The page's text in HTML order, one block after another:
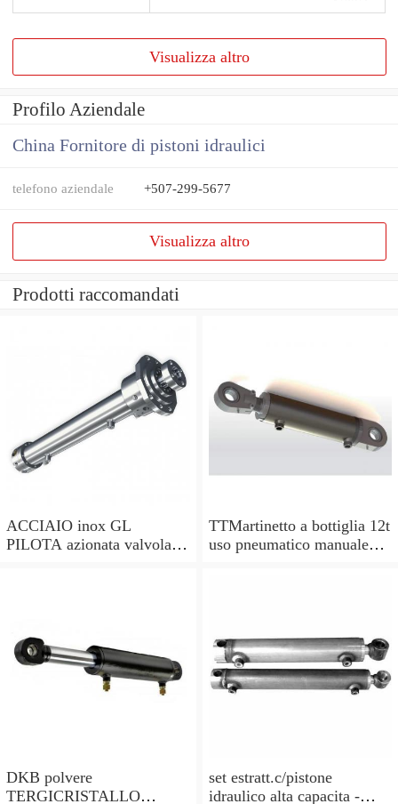
Visualizza altro
Profilo Aziendale
China Fornitore di pistoni idraulici
telefono aziendale +507-299-5677
Visualizza altro
Prodotti raccomandati
ACCIAIO inox GL
PILOTA azionata valvola di
TTMartinetto a bottiglia 12t
uso pneumatico manuale
DKB polvere
TERGICRISTALLO
set estratt.c/pistone
idraulico alta capacita -